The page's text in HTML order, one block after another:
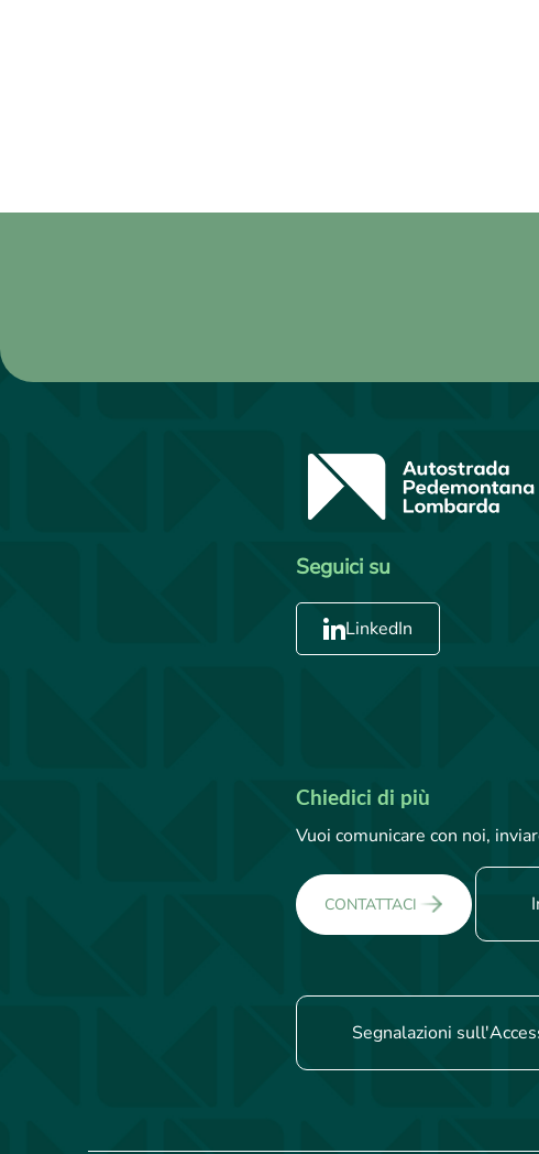
Seguici su
LinkedIn
Chiedici di più
Vuoi comunicare con noi,
CONTATTACI
Segnalazioni